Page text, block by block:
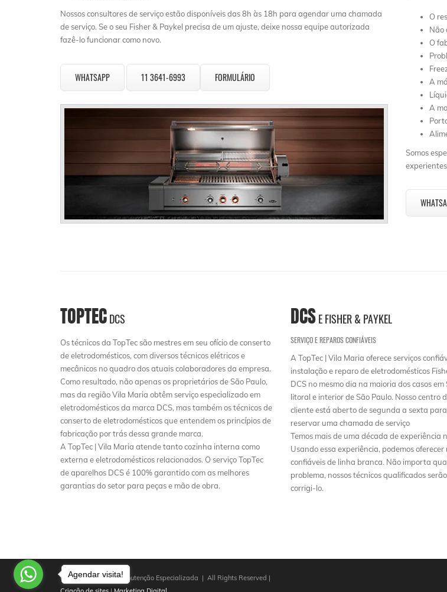
Nossos consultores de serviço estão disponíveis das 8h às 18h para agendar uma chamada
de serviço. Se o seu Fisher & Paykel precisa de um ajuste, deixe nossa equipe autorizada
fazê-lo funcionar como novo.
WHATSAPP 11 3641-6993 FORMULÁRIO
O
Não
O
A
A
Somos
TOPTECDCS
Os técnicos da TopTec são mestres em seu ofício de conserto
de eletrodomésticos, com diversos técnicos elétricos e
mecânicos no quadro dos atuais colaboradores da empresa.
Como resultado, não apenas os proprietários de São Paulo,
mas da região Vila Maria obtêm serviço especializado em
eletrodomésticos da marca DCS, mas também os técnicos de
conserto de eletrodomésticos que entendem os princípios de
fabricação por trás dessa grande marca.
A TopTec | Vila Maria atende tanto cozinha interna como
externa e eletrodomésticos relacionados. O serviço TopTec
de aparelhos DCS é 100% garantido com as melhores
garantias do setor para peças e mão de obra.
DCSE FISHER & PAYKEL
SERVIÇO E REPAROS CONFIÁVEIS
A TopTec | Vila Maria oferece serviços
instalação e reparo de eletrodomésticos
DCS no mesmo dia na maioria dos casos em
litoral e interior de São Paulo. Nosso centro
cliente está aberto de segunda a sexta
reservar uma chamada de serviço
Temos mais de uma década de experiência
Usando essa experiência, podemos oferecer
confiáveis ​​de linha branca. Não importa
problema, nossos técnicos qualificados
corrigi-lo.
Copyright © 2025 Manutenção Especializada | All Rights Reserved |
Agendar visita!